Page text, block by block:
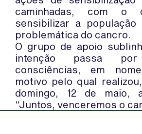
caminhadas, com o
sensibilizar a
problemática do cancro.
O grupo de apoio
intenção passa por
consciências, em
motivo pelo qual
domingo, 12 de maio,
“Juntos, venceremos o